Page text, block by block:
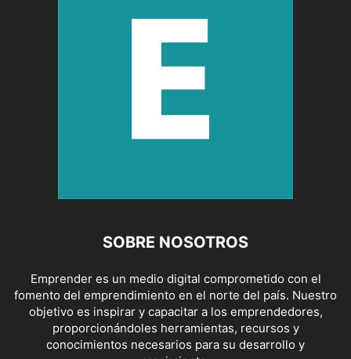
SOBRE NOSOTROS
Emprender es un medio digital comprometido con el
fomento del emprendimiento en el norte del país. Nuestro
objetivo es inspirar y capacitar a los emprendedores,
proporcionándoles herramientas, recursos y
conocimientos necesarios para su desarrollo y